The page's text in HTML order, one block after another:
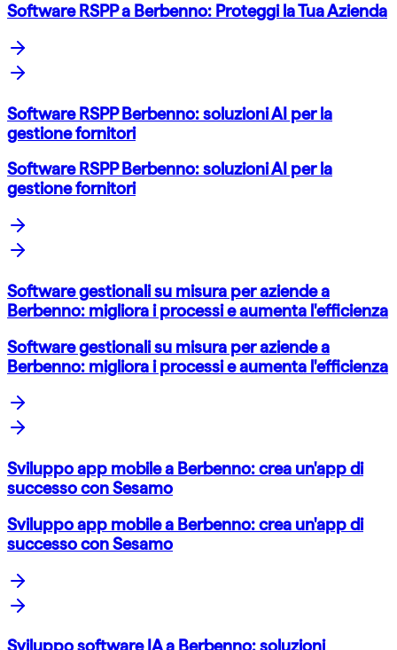
Software RSPP a Berbenno: Proteggi la Tua Azienda
Software RSPP Berbenno: soluzioni AI per la
gestione fornitori
Software RSPP Berbenno: soluzioni AI per la
gestione fornitori
Software gestionali su misura per aziende a
Berbenno: migliora i processi e aumenta l'efficienza
Software gestionali su misura per aziende a
Berbenno: migliora i processi e aumenta l'efficienza
Sviluppo app mobile a Berbenno: crea un'app di
successo con Sesamo
Sviluppo app mobile a Berbenno: crea un'app di
successo con Sesamo
Sviluppo software IA a Berbenno: soluzioni